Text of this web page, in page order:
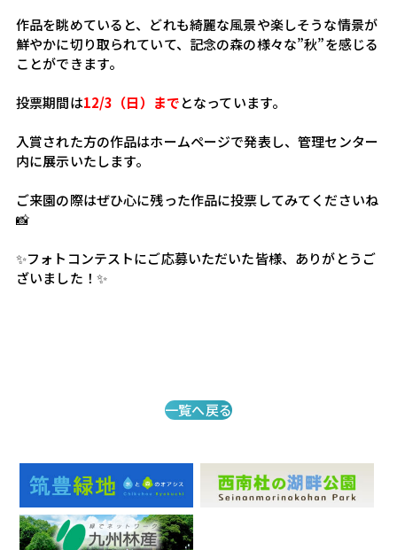
作品を眺めていると、どれも綺麗な風景や楽しそうな情景が
鮮やかに切り取られていて、記念の森の様々な”秋”を感じる
ことができます。
投票期間は12/3（日）までとなっています。
入賞された方の作品はホームページで発表し、管理センター
内に展示いたします。
ご来園の際はぜひ心に残った作品に投票してみてくださいね
📸
✨フォトコンテストにご応募いただいた皆様、ありがとうご
ざいました！✨
一覧へ戻る